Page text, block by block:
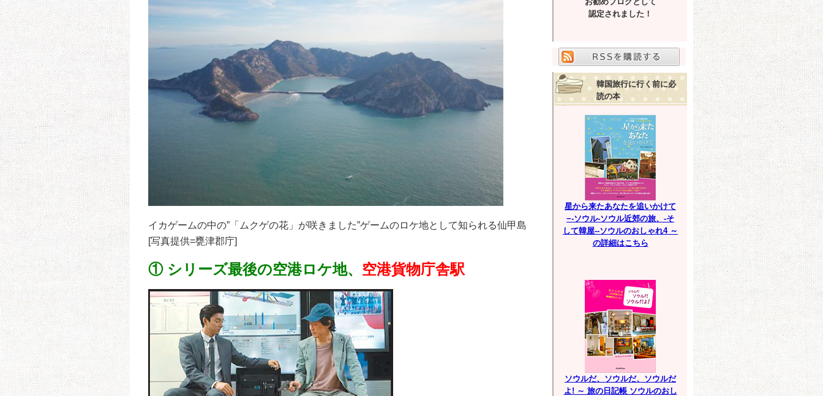
イカゲームの中の”「ムクゲの花」が咲きました”ゲームのロケ地として知られる仙甲島
[写真提供=甕津郡庁]
① シリーズ最後の空港ロケ地、 空港貨物庁舎駅
認定されました！
韓国旅行に行く前に必
読の本
星から来たあなたを追いかけて
−-ソウル-ソウル近郊の旅、-そ
して韓屋--ソウルのおしゃれ4 ～
の詳細はこちら
ソウルだ、ソウルだ、ソウルだ
よ! ～ 旅の日記帳 ソウルのおし